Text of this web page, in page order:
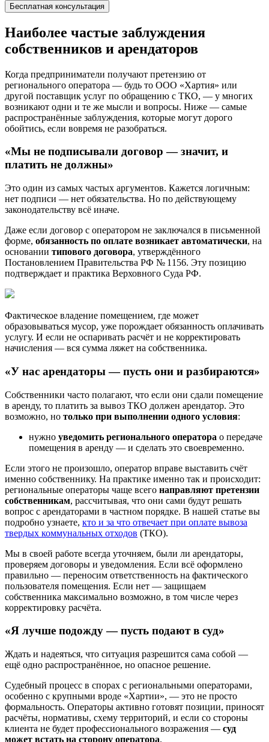
Бесплатная консультация
Наиболее частые заблуждения
собственников и арендаторов
Когда предприниматели получают претензию от
регионального оператора — будь то ООО «Хартия» или
другой поставщик услуг по обращению с ТКО, — у многих
возникают одни и те же мысли и вопросы. Ниже — самые
распространённые заблуждения, которые могут дорого
обойтись, если вовремя не разобраться.
«Мы не подписывали договор — значит, и
платить не должны»
Это один из самых частых аргументов. Кажется логичным:
нет подписи — нет обязательства. Но по действующему
законодательству всё иначе.
Даже если договор с оператором не заключался в письменной
форме, обязанность по оплате возникает автоматически, на
основании типового договора, утверждённого
Постановлением Правительства РФ № 1156. Эту позицию
подтверждает и практика Верховного Суда РФ.
Фактическое владение помещением, где может
образовываться мусор, уже порождает обязанность оплачивать
услугу. И если не оспаривать расчёт и не корректировать
начисления — вся сумма ляжет на собственника.
«У нас арендаторы — пусть они и разбираются»
Собственники часто полагают, что если они сдали помещение
в аренду, то платить за вывоз ТКО должен арендатор. Это
возможно, но только при выполнении одного условия:
нужно уведомить регионального оператора о передаче
помещения в аренду — и сделать это своевременно.
Если этого не произошло, оператор вправе выставить счёт
именно собственнику. На практике именно так и происходит:
региональные операторы чаще всего направляют претензии
собственникам, рассчитывая, что они сами будут решать
вопрос с арендаторами в частном порядке. В нашей статье вы
подробно узнаете, кто и за что отвечает при оплате вывоза
твердых коммунальных отходов (ТКО).
Мы в своей работе всегда уточняем, были ли арендаторы,
проверяем договоры и уведомления. Если всё оформлено
правильно — переносим ответственность на фактического
пользователя помещения. Если нет — защищаем
собственника максимально возможно, в том числе через
корректировку расчёта.
«Я лучше подожду — пусть подают в суд»
Ждать и надеяться, что ситуация разрешится сама собой —
ещё одно распространённое, но опасное решение.
Судебный процесс в спорах с региональными операторами,
особенно с крупными вроде «Хартии», — это не просто
формальность. Операторы активно готовят позиции, приносят
расчёты, нормативы, схему территорий, и если со стороны
клиента не будет профессионального возражения — суд
может встать на сторону оператора.